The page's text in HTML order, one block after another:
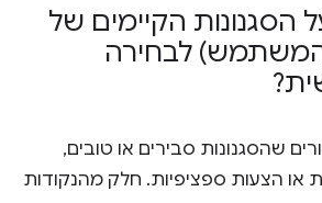
הסגנונות הקיימים של
המשתמש) לבחירה
שהסגנונות סבירים או טובים,
או הצעות ספציפיות. חלק מהנקודות